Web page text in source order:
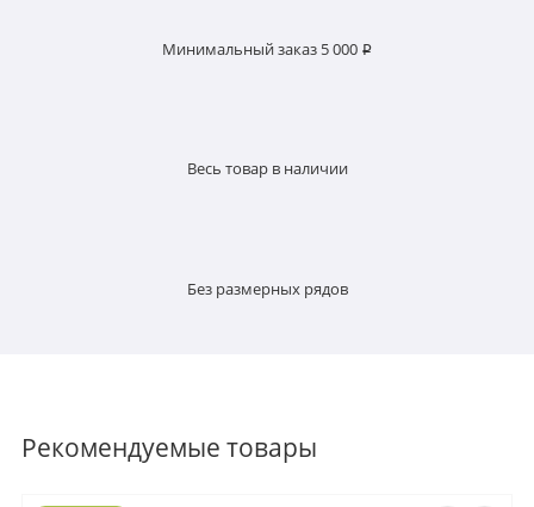
Минимальный заказ 5 000 ₽
Весь товар в наличии
Без размерных рядов
Рекомендуемые товары